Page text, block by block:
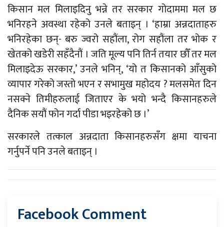
किसान मल मिलाइदिनु भन्ने तर सरकार गोदाममा मल छ
भनिरहने अवस्था रहेको उनले बताइन् । ‘हाम्रा अन्नदाताहरु
भनिरहेका छन्- बरु ज्वरो सहौंला, रोग सहौंला तर भोक र
खेतको खडेरी सहँदैनौं । जति मूल्य पनि तिर्न तयार छौँ तर मल
मिलाइदेऊ सरकार,’ उनले भनिन्, ‘यो त किसानको आँसुको
व्यापार गरेको जस्तो भएन र सभामुख महोदय ? मलसमेत दिन
नसक्ने तिमीहरुलाई जिताएर के भयो भन्दै किसानहरुले
दैनिक सयौं फोन गर्दा पीडा भइरहेको छ ।’
सरकारले तत्काल अन्नदाता किसानहरुसँग क्षमा याचना
गर्नुपर्ने पनि उनले बताइन् ।
Facebook Comment